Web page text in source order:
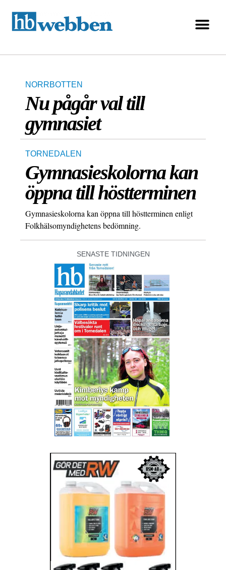
NORRBOTTEN
Nu pågår val till
gymnasiet
TORNEDALEN
Gymnasieskolorna kan
öppna till höstterminen
Gymnasieskolorna kan öppna till höstterminen enligt
Folkhälsomyndighetens bedömning.
SENASTE TIDNINGEN